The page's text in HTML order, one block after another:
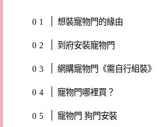
想裝寵物門的緣由
到府安裝寵物門
網購寵物門《需自行組裝》
寵物門哪裡買？
寵物門 狗門安裝